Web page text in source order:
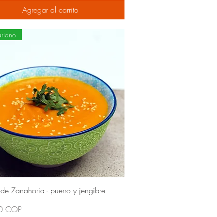
Agregar al carrito
Zanahoria - puerro y jengibre
COP